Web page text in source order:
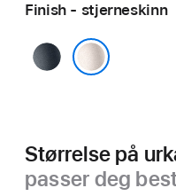
Finish - stjerneskinn
midnatt
Størrelse på
passer deg